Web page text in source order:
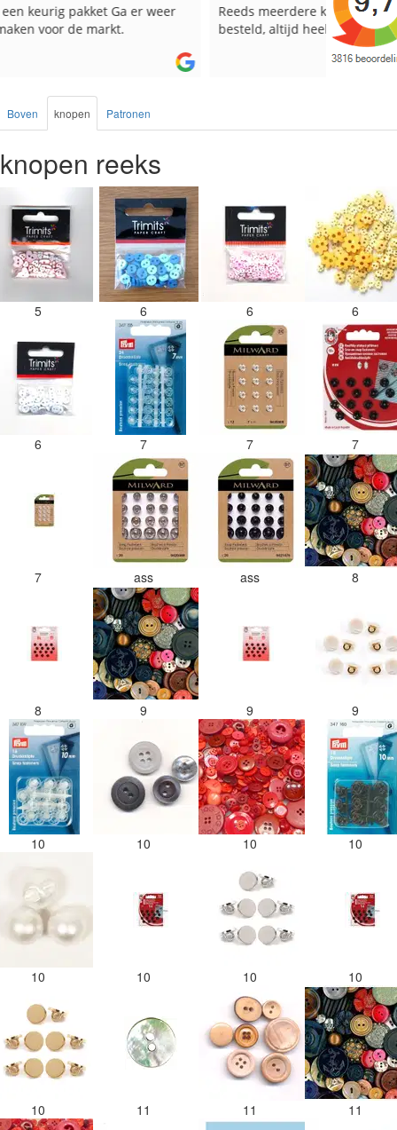
Reeds meerdere keren breigaren en breinaalden
besteld, altijd heel tevreden over de service.
Snelle
Boven knopen Patronen
knopen reeks
5 6 6 6
6 7 7 7
7 ass ass 8
8 9 9 9
10 10 10 10
10 10 10 10
10 11 11 11